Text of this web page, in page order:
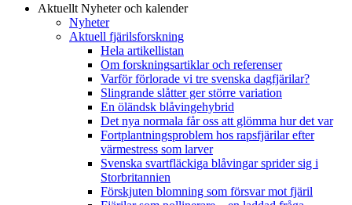
Aktuellt Nyheter och kalender
Nyheter
Aktuell fjärilsforskning
Hela artikellistan
Om forskningsartiklar och referenser
Varför förlorade vi tre svenska dagfjärilar?
Slingrande slåtter ger större variation
En öländsk blåvingehybrid
Det nya normala får oss att glömma hur det var
Fortplantningsproblem hos rapsfjärilar efter
värmestress som larver
Svenska svartfläckiga blåvingar sprider sig i
Storbritannien
Förskjuten blomning som försvar mot fjäril